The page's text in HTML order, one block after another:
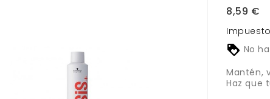
8,59 €
No
Mantén,
Haz que